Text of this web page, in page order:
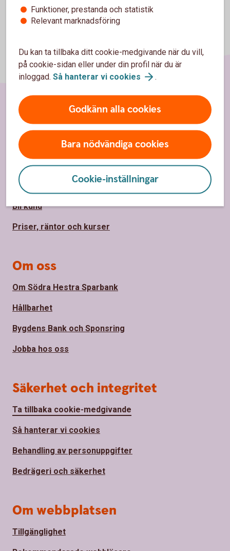
Funktioner, prestanda och statistik
Relevant marknadsföring
Du kan ta tillbaka ditt cookie-medgivande när du vill,
på cookie-sidan eller under din profil när du är
inloggad. Så hanterar vi cookies .
Godkänn alla cookies
Bara nödvändiga cookies
Cookie-inställningar
Sidfot
Hitta snabbt
Kundservice
Spärrhjälp
Hitta bankkontor
Bli kund
Priser, räntor och kurser
Om oss
Om Södra Hestra Sparbank
Hållbarhet
Bygdens Bank och Sponsring
Jobba hos oss
Säkerhet och integritet
Ta tillbaka cookie-medgivande
Så hanterar vi cookies
Behandling av personuppgifter
Bedrägeri och säkerhet
Om webbplatsen
Tillgänglighet